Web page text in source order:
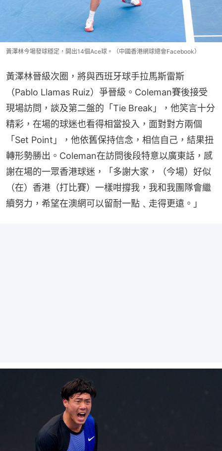
黃澤林今場發球穩定，開出14個Ace球。（中國香港網球總會Facebook）
黃澤林晉級次圈，將與西班牙球手拉馬斯雷斯
（Pablo Llamas Ruiz）爭晉級。Coleman賽後接受
現場訪問，談及第二盤的「Tie Break」，他笑言十分
精彩，在場的球迷也看得相當投入，面對對方兩個
「Set Point」，他依舊保持信念，相信自己，結果扭
轉形勢勝出。Coleman在訪問後段特意以廣東話，感
謝在場的一眾香港球迷，「多謝大家，（今場）好似
（在）香港（打比賽）一樣咁撐我，我和我團隊會繼
續努力，希望在澳網可以留耐一點﹑走得更遠。」